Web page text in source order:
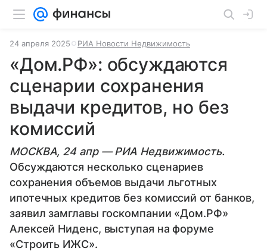
24 апреля 2025 РИА Новости Недвижимость
«Дом.РФ»: обсуждаются
сценарии сохранения
выдачи кредитов, но без
комиссий
МОСКВА, 24 апр — РИА Недвижимость.
Обсуждаются несколько сценариев
сохранения объемов выдачи льготных
ипотечных кредитов без комиссий от банков,
заявил замглавы госкомпании «Дом.РФ»
Алексей Ниденс, выступая на форуме
«Строить ИЖС».